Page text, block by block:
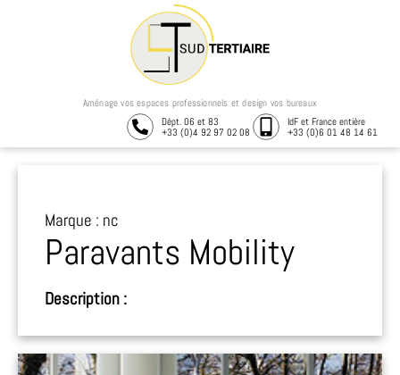
Dépt. 06 et 83
+33 (0)4 92 97 02 08
IdF et France entière
+33 (0)6 01 48 14 61
Aménage vos espaces professionnels et design vos bureaux
Marque : nc
Paravants Mobility
Description :